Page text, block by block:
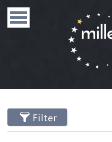
Filter